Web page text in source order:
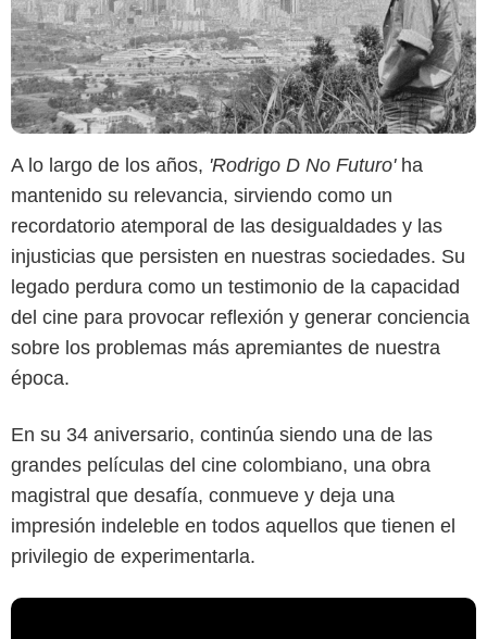
A lo largo de los años, 'Rodrigo D No Futuro' ha
mantenido su relevancia, sirviendo como un
recordatorio atemporal de las desigualdades y las
injusticias que persisten en nuestras sociedades. Su
legado perdura como un testimonio de la capacidad
del cine para provocar reflexión y generar conciencia
sobre los problemas más apremiantes de nuestra
época.
En su 34 aniversario, continúa siendo una de las
grandes películas del cine colombiano, una obra
magistral que desafía, conmueve y deja una
impresión indeleble en todos aquellos que tienen el
privilegio de experimentarla.